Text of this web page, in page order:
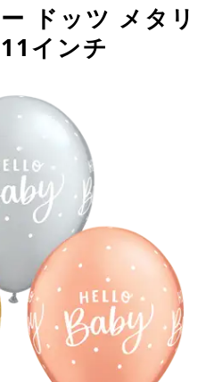
ドッツ メタリ
インチ